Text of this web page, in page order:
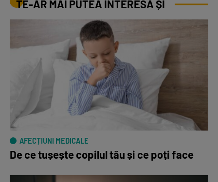
TE-AR MAI PUTEA INTERESA ȘI
AFECȚIUNI MEDICALE
De ce tușește copilul tău și ce poți face